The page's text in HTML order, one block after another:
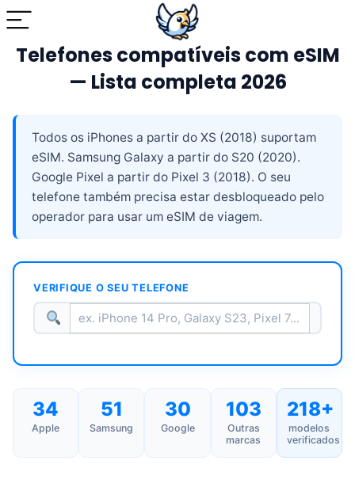
Telefones compatíveis com eSIM
— Lista completa 2026
Todos os iPhones a partir do XS (2018) suportam
eSIM. Samsung Galaxy a partir do S20 (2020).
Google Pixel a partir do Pixel 3 (2018). O seu
telefone também precisa estar desbloqueado pelo
operador para usar um eSIM de viagem.
VERIFIQUE O SEU TELEFONE
34
Apple
51
Samsung
30
Google
103
Outras
marcas
218+
modelos
verificados